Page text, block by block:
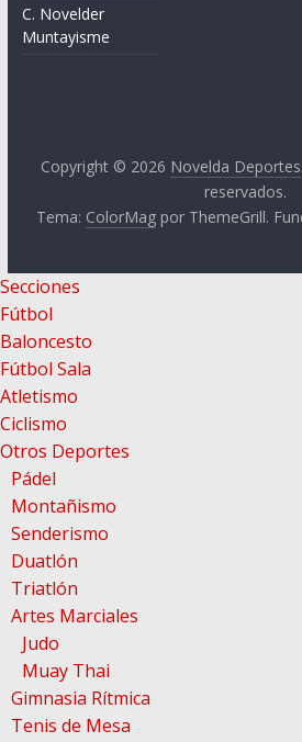
C. Novelder
Muntayisme
Copyright © 2026 Novelda Deportes
reservados.
Tema: ColorMag por ThemeGrill.
Secciones
Fútbol
Baloncesto
Fútbol Sala
Atletismo
Ciclismo
Otros Deportes
Pádel
Montañismo
Senderismo
Duatlón
Triatlón
Artes Marciales
Judo
Muay Thai
Gimnasia Rítmica
Tenis de Mesa